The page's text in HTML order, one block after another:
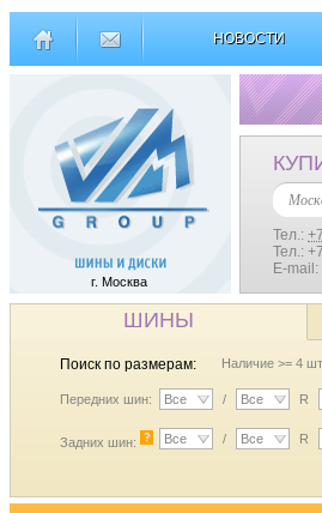
НОВОСТИ
г. Москва
Тел.:
Тел.:
E-mail:
ШИНЫ
Поиск по размерам: Наличие >= 4
Передних шин: Все / Все R
Задних шин: ? Все / Все R